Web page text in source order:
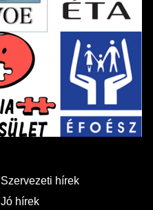
Szervezeti hírek
Jó hírek